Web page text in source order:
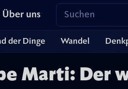
Über uns
der Dinge Wandel
Marti: Der